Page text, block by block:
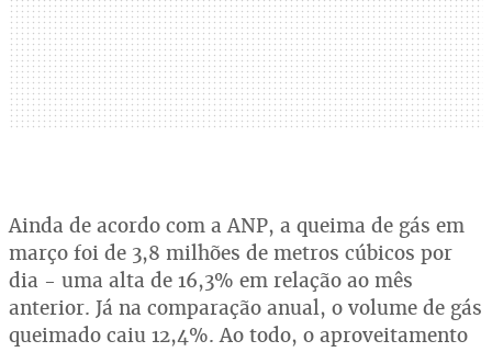
Ainda de acordo com a ANP, a queima de gás em
março foi de 3,8 milhões de metros cúbicos por
dia - uma alta de 16,3% em relação ao mês
anterior. Já na comparação anual, o volume de gás
queimado caiu 12,4%. Ao todo, o aproveitamento